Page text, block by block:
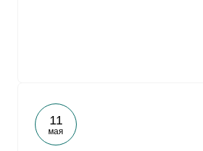
11
мая